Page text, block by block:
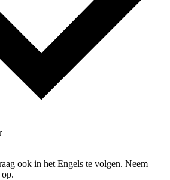
ook in het Engels te volgen. Neem